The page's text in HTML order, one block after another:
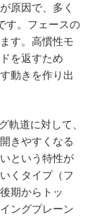
原因で、多く
す。フェースの
す。高慣性モ
を返すため
動きを作り出
軌道に対して、
きやすくなる
という特性が
くタイプ（フ
期からトッ
ングプレーン